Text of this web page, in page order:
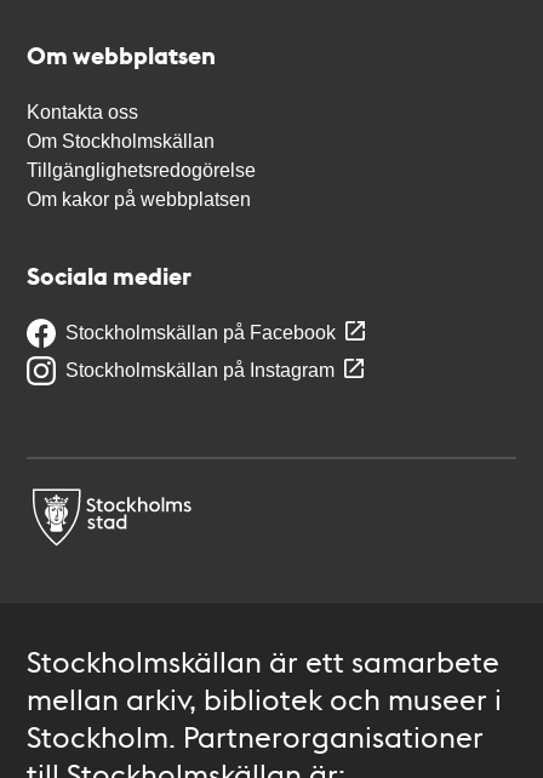
Om webbplatsen
Kontakta oss
Om Stockholmskällan
Tillgänglighetsredogörelse
Om kakor på webbplatsen
Sociala medier
Stockholmskällan på Facebook
Stockholmskällan på Instagram
Stockholmskällan är ett samarbete
mellan arkiv, bibliotek och museer i
Stockholm. Partnerorganisationer